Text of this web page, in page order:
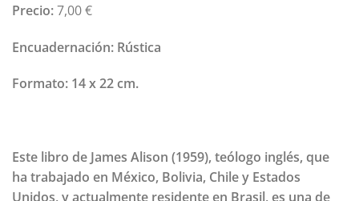
Precio:7,00 €
Encuadernación: Rústica
Formato: 14 x 22 cm.
Este libro de James Alison (1959), teólogo inglés, que
ha trabajado en México, Bolivia, Chile y Estados
Unidos, y actualmente residente en Brasil, es una de